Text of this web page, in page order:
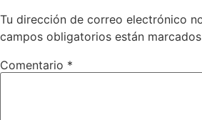
Tu dirección de correo electrónico
campos obligatorios están
Comentario *